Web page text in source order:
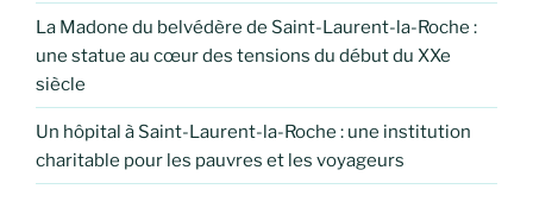
La Madone du belvédère de Saint-Laurent-la-Roche :
une statue au cœur des tensions du début du XXe
siècle
Un hôpital à Saint-Laurent-la-Roche : une institution
charitable pour les pauvres et les voyageurs